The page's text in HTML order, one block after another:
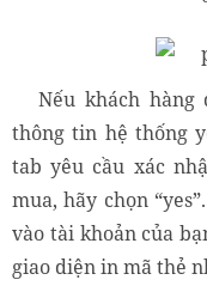
Nếu khách
thông tin hệ thống
tab yêu cầu xác
mua, hãy chọn
vào tài khoản của
giao diện in mã thẻ